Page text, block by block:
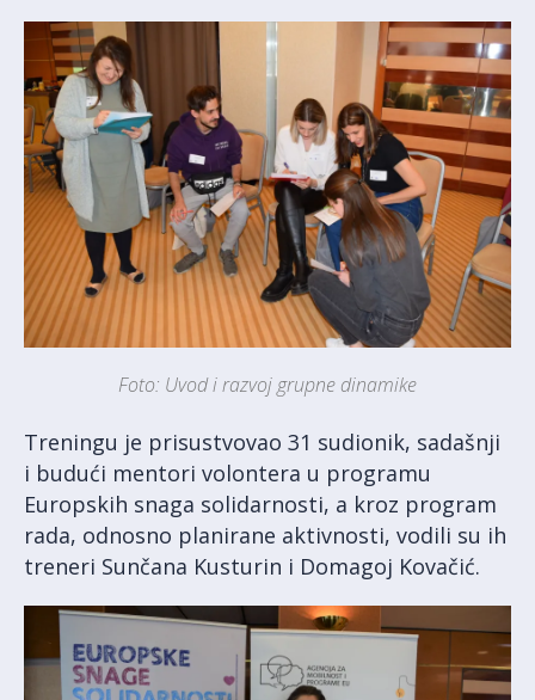
Foto: Uvod i razvoj grupne dinamike
Treningu je prisustvovao 31 sudionik, sadašnji
i budući mentori volontera u programu
Europskih snaga solidarnosti, a kroz program
rada, odnosno planirane aktivnosti, vodili su ih
treneri Sunčana Kusturin i Domagoj Kovačić.